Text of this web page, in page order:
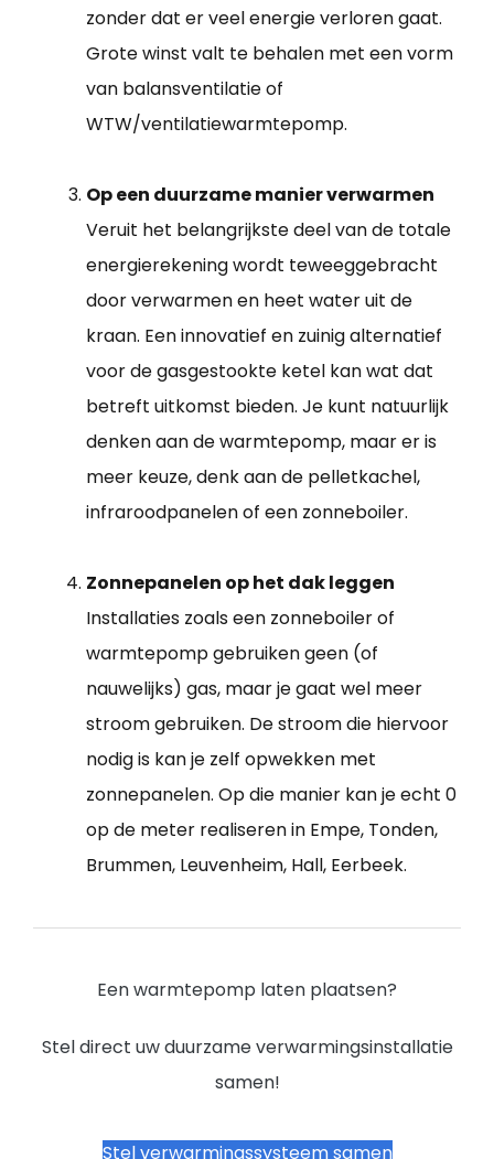
zonder dat er veel energie verloren gaat.
Grote winst valt te behalen met een vorm
van balansventilatie of
WTW/ventilatiewarmtepomp.
Op een duurzame manier verwarmen
Veruit het belangrijkste deel van de totale
energierekening wordt teweeggebracht
door verwarmen en heet water uit de
kraan. Een innovatief en zuinig alternatief
voor de gasgestookte ketel kan wat dat
betreft uitkomst bieden. Je kunt natuurlijk
denken aan de warmtepomp, maar er is
meer keuze, denk aan de pelletkachel,
infraroodpanelen of een zonneboiler.
Zonnepanelen op het dak leggen
Installaties zoals een zonneboiler of
warmtepomp gebruiken geen (of
nauwelijks) gas, maar je gaat wel meer
stroom gebruiken. De stroom die hiervoor
nodig is kan je zelf opwekken met
zonnepanelen. Op die manier kan je echt 0
op de meter realiseren in Empe, Tonden,
Brummen, Leuvenheim, Hall, Eerbeek.
Een warmtepomp laten plaatsen?
Stel direct uw duurzame verwarmingsinstallatie
samen!
Stel verwarmingssysteem samen